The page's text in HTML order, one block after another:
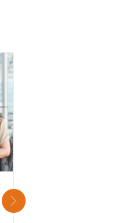
次のスライド